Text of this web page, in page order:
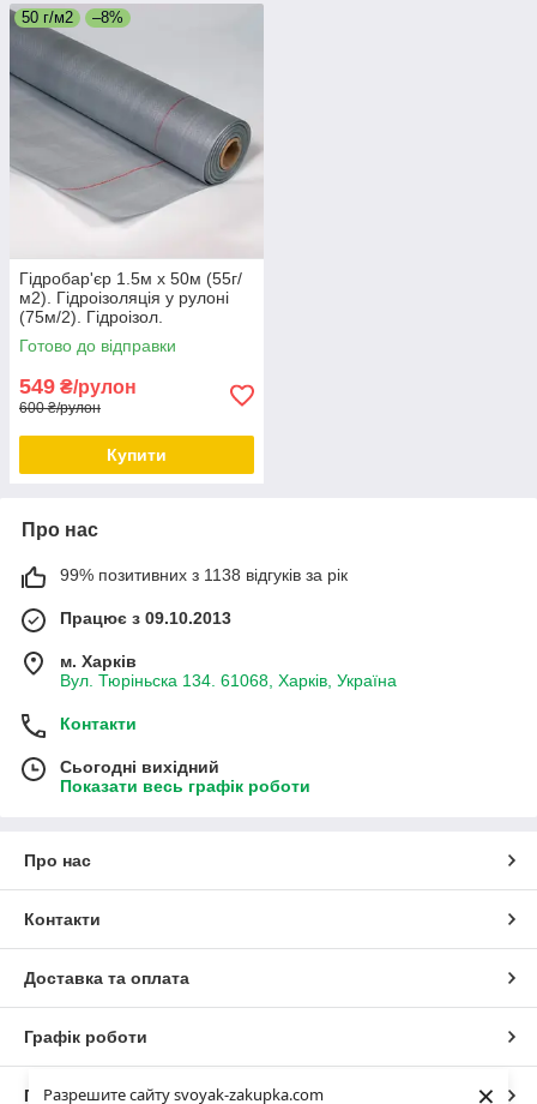
Разрешите сайту svoyak-zakupka.com
50 г/м2 –8%
Гідробар'єр 1.5м х 50м (55г/
м2). Гідроізоляція у рулоні
(75м/2). Гідроізол.
Готово до відправки
549 ₴/рулон
600 ₴/рулон
Купити
Про нас
99% позитивних з 1138 відгуків за рік
Працює з 09.10.2013
м. Харків
Вул. Тюріньска 134. 61068, Харків, Україна
Контакти
Сьогодні вихідний
Показати весь графік роботи
Про нас
Контакти
Доставка та оплата
Графік роботи
Повна версія сайту